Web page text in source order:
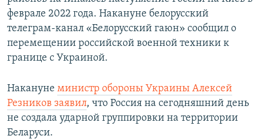
феврале 2022 года. Накануне белорусский
телеграм-канал «Белорусский гаюн» сообщил о
перемещении российской военной техники к
границе с Украиной.
Накануне министр обороны Украины Алексей
Резников заявил, что Россия на сегодняшний день
не создала ударной группировки на территории
Беларуси.